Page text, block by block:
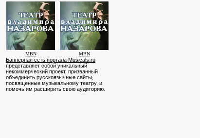
MBN MBN
Баннерная сеть портала Musicals.ru
представляет собой уникальный
некоммерческий проект, призванный
объединить русскоязычные сайты,
посвященные музыкальному театру, и
помочь им расширить свою аудиторию.